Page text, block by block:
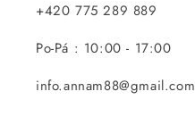
+420 775 289 889
Po-Pá : 10:00 - 17:00
info.annam88@gmail.com